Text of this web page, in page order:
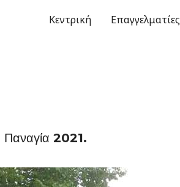
Κεντρική Επαγγελματίες
Παναγία 2021.